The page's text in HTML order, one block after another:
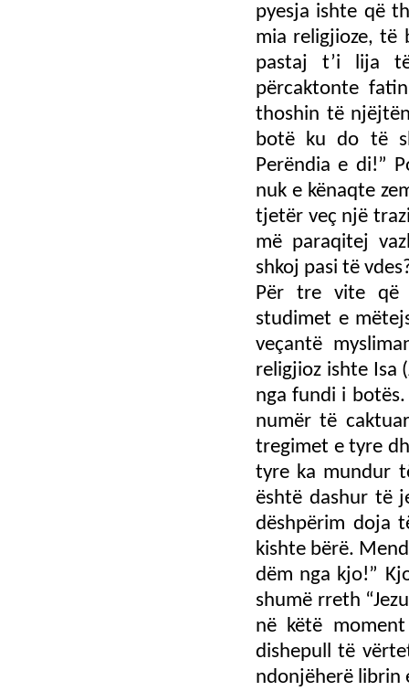
pyesja ishte që
mia religjioze, të
pastaj t’i lija
përcaktonte
thoshin të
botë ku do të
Perëndia e di!”
nuk e kënaqte
tjetër veç një
më paraqitej
shkoj pasi të
Për tre vite që
studimet e
veçantë
religjioz ishte Isa
nga fundi i
numër të
tregimet e tyre
tyre ka mundur
është dashur të
dëshpërim doja
kishte bërë.
dëm nga kjo!”
shumë rreth
në këtë
dishepull të
ndonjëherë librin